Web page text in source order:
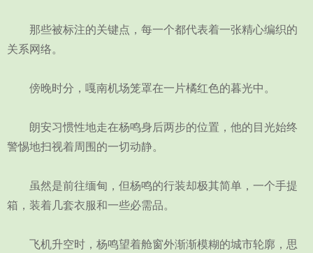
那些被标注的关键点，每一个都代表着一张精心编织的
关系网络。
傍晚时分，嘎南机场笼罩在一片橘红色的暮光中。
朗安习惯性地走在杨鸣身后两步的位置，他的目光始终
警惕地扫视着周围的一切动静。
虽然是前往缅甸，但杨鸣的行装却极其简单，一个手提
箱，装着几套衣服和一些必需品。
飞机升空时，杨鸣望着舱窗外渐渐模糊的城市轮廓，思